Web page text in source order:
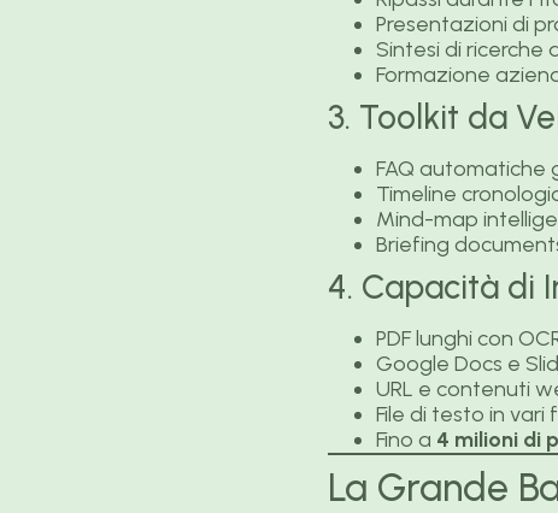
Presentazioni di
Sintesi di ricerche
Formazione
3. Toolkit da
FAQ
Timeline
Mind-map
Briefing
4. Capacità di
PDF lunghi con
Google Docs e
URL e contenuti
File di testo in vari
Fino a 4 milioni di
La Grande